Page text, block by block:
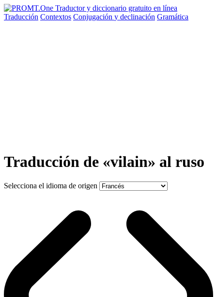
Traducción Contextos Conjugación y declinación Gramática
Traducción de «vilain» al ruso
Selecciona el idioma de origen